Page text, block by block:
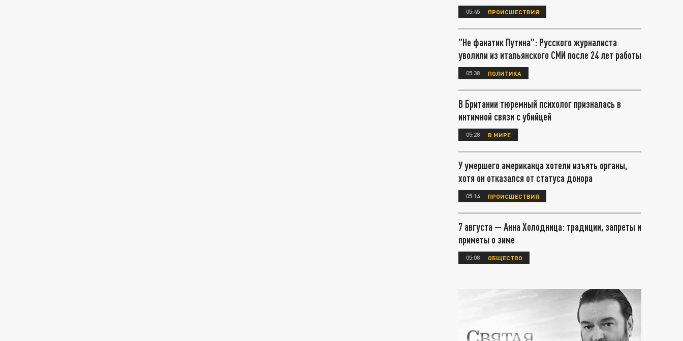
05:45 ПРОИСШЕСТВИЯ
"Не фанатик Путина": Русского журналиста
уволили из итальянского СМИ после 24 лет работы
05:38 ПОЛИТИКА
В Британии тюремный психолог призналась в
интимной связи с убийцей
05:28 В МИРЕ
У умершего американца хотели изъять органы,
хотя он отказался от статуса донора
05:14 ПРОИСШЕСТВИЯ
7 августа — Анна Холодница: традиции, запреты и
приметы о зиме
05:08 ОБЩЕСТВО